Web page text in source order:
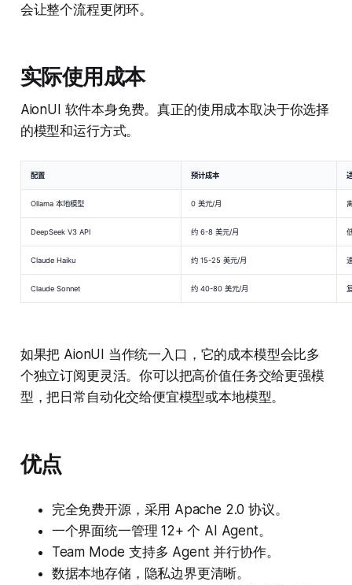
会让整个流程更闭环。
实际使用成本
AionUI 软件本身免费。真正的使用成本取决于你选择
的模型和运行方式。
配置 预计成本
Ollama 本地模型 0 美元/月
DeepSeek V3 API 约 6-8 美元/月
Claude Haiku 约 15-25 美元/月
Claude Sonnet 约 40-80 美元/月
如果把 AionUI 当作统一入口，它的成本模型会比多
个独立订阅更灵活。你可以把高价值任务交给更强模
型，把日常自动化交给便宜模型或本地模型。
优点
完全免费开源，采用 Apache 2.0 协议。
一个界面统一管理 12+ 个 AI Agent。
Team Mode 支持多 Agent 并行协作。
数据本地存储，隐私边界更清晰。